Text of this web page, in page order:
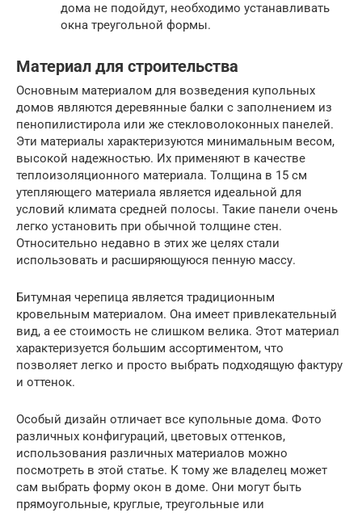
дома не подойдут, необходимо устанавливать
окна треугольной формы.
Материал для строительства
Основным материалом для возведения купольных
домов являются деревянные балки с заполнением из
пенопилистирола или же стекловолоконных панелей.
Эти материалы характеризуются минимальным весом,
высокой надежностью. Их применяют в качестве
теплоизоляционного материала. Толщина в 15 см
утепляющего материала является идеальной для
условий климата средней полосы. Такие панели очень
легко установить при обычной толщине стен.
Относительно недавно в этих же целях стали
использовать и расширяющуюся пенную массу.
Битумная черепица является традиционным
кровельным материалом. Она имеет привлекательный
вид, а ее стоимость не слишком велика. Этот материал
характеризуется большим ассортиментом, что
позволяет легко и просто выбрать подходящую фактуру
и оттенок.
Особый дизайн отличает все купольные дома. Фото
различных конфигураций, цветовых оттенков,
использования различных материалов можно
посмотреть в этой статье. К тому же владелец может
сам выбрать форму окон в доме. Они могут быть
прямоугольные, круглые, треугольные или